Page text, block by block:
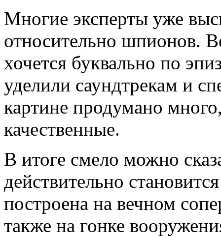
Многие эксперты уже
относительно шпионов.
хочется буквально по
уделили саундтрекам и
картине продумано
качественные.
В итоге смело можно
действительно
построена на вечном
также на гонке